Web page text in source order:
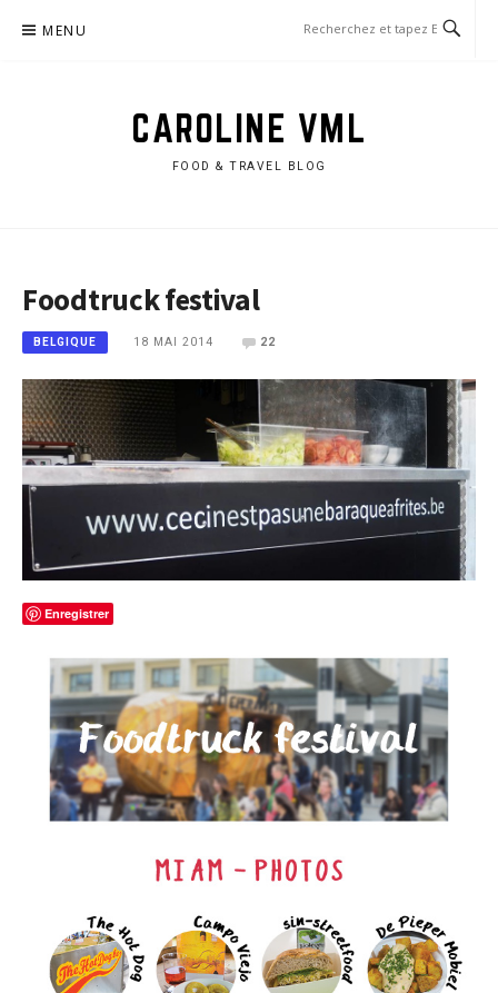
MENU
CAROLINE VML
FOOD & TRAVEL BLOG
Foodtruck festival
BELGIQUE 18 MAI 2014 22
Enregistrer